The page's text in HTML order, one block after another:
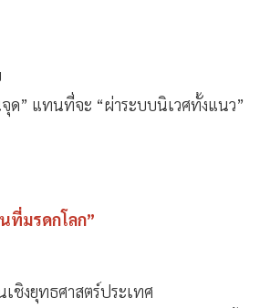
ด” แทนที่จะ “ผ่าระบบนิเวศทั้งแนว”
ที่มรดกโลก”
ชิงยุทธศาสตร์ประเทศ